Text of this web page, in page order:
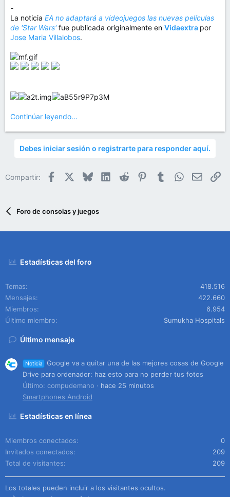
-
La noticia EA no adaptará a videojuegos las nuevas películas
de 'Star Wars' fue publicada originalmente en Vidaextra por
Jose Maria Villalobos.
Continúar leyendo...
Debes iniciar sesión o registrarte para responder aquí.
Compartir: Facebook BlueskyLinkedIn
Reddit PinterestTumblrWhatsApp
Email
Foro de consolas y juegos
Estadísticas del foro
Temas
418.516
Mensajes
422.660
Miembros
6.954
Último miembro
Sumukha Hospitals
Último mensaje
Noticia
Google va a quitar una de las mejores cosas de Google
Drive para ordenador: haz esto para no perder tus fotos
Último: compudemano
hace 25 minutos
Smartphones Android
Estadísticas en línea
Miembros conectados
0
Invitados conectados
209
Total de visitantes
209
Los totales pueden incluir a los visitantes ocultos.